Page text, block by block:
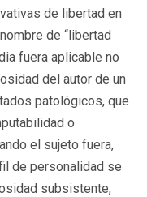
de libertad en
de “libertad
fuera aplicable no
del autor de un
patológicos, que
o
el sujeto fuera,
de personalidad se
subsistente,